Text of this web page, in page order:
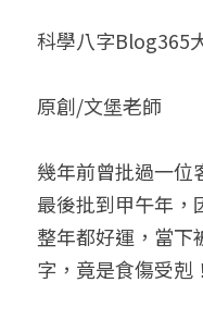
站長精選
臉書生活
陽宅視頻
線上直播
八字進階班
八字中階班
五人實戰班
五行計算初階班
《十神高階實
科學八字推理PDF
小兒命名
科學八字推理1
科學八字推理2
科學八字輕鬆學
輕鬆學會科學
與我預約
批命預約
常見問題
FB粉絲頁
登錄/註冊
搜索
繁體中文
繁體中文
0938617837
科學八字Blog365
原創/文堡老師
幾年前曾批過一位
最後批到甲午年，
整年都好運，當下
字，竟是食傷受剋
小兒命名